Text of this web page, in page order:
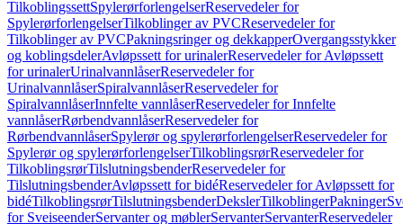
TilkoblingssettSpylerørforlengelserReservedeler for
SpylerørforlengelserTilkoblinger av PVCReservedeler for
Tilkoblinger av PVCPakningsringer og dekkapperOvergangsstykker
og koblingsdelerAvløpssett for urinalerReservedeler for Avløpssett
for urinalerUrinalvannlåserReservedeler for
UrinalvannlåserSpiralvannlåserReservedeler for
SpiralvannlåserInnfelte vannlåserReservedeler for Innfelte
vannlåserRørbendvannlåserReservedeler for
RørbendvannlåserSpylerør og spylerørforlengelserReservedeler for
Spylerør og spylerørforlengelserTilkoblingsrørReservedeler for
TilkoblingsrørTilslutningsbenderReservedeler for
TilslutningsbenderAvløpssett for bidéReservedeler for Avløpssett for
bidéTilkoblingsrørTilslutningsbenderDekslerTilkoblingerPakninger
for SveiseenderServanter og møblerServanterServanterReservedeler